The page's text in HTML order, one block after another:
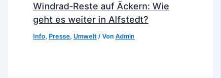
Windrad-Reste auf Äckern: Wie
geht es weiter in Alfstedt?
Info, Presse, Umwelt/ Von Admin